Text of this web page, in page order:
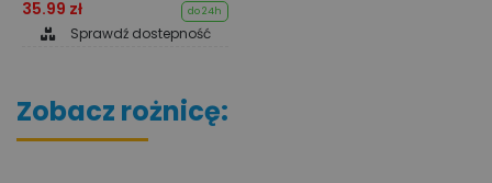
35.99 zł do 24h
Sprawdź dostepność
Zobacz rożnicę: